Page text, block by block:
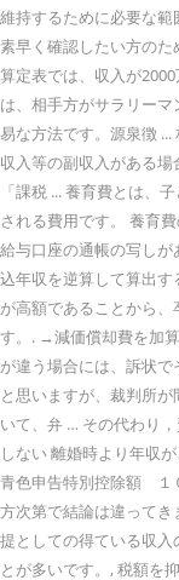
維持するために必要な範
素早く確認したい方の
算定表では、収入が
は、相手方がサラリー
易な方法です。源泉徴
収入等の副収入がある
「課税 ... 養育費とは、
される費用です。 養育
給与口座の通帳の写し
込年収を逆算して算出
が高額であることから
す。. →減価償却費を加
が違う場合には、訴状
と思いますが、裁判所
いて、弁 … その代わり
しない 離婚時より年収
青色申告特別控除額 １
方次第で結論は違って
提としての得ている収入
とが多いです。, 税額を